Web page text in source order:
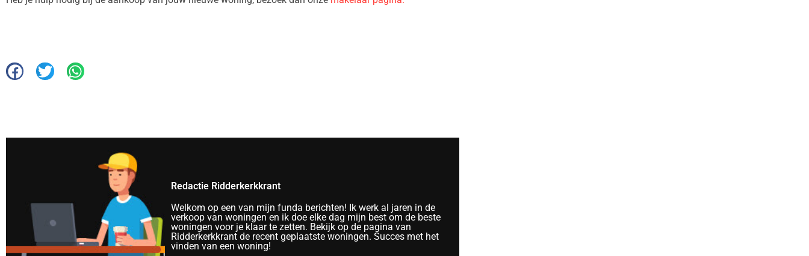
Redactie Ridderkerkkrant
Welkom op een van mijn funda berichten! Ik werk al jaren in de
verkoop van woningen en ik doe elke dag mijn best om de beste
woningen voor je klaar te zetten. Bekijk op de pagina van
Ridderkerkkrant de recent geplaatste woningen. Succes met het
vinden van een woning!